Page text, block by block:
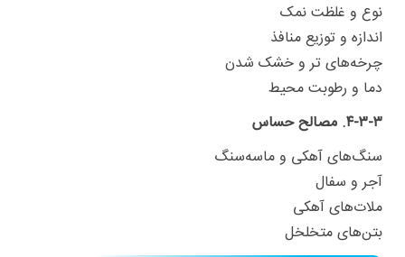
نوع و غلظت نمک
اندازه و توزیع منافذ
چرخه‌های تر و خشک شدن
دما و رطوبت محیط
۴-۳-۳. مصالح حساس
سنگ‌های آهکی و ماسه‌سنگ
آجر و سفال
ملات‌های آهکی
بتن‌های متخلخل